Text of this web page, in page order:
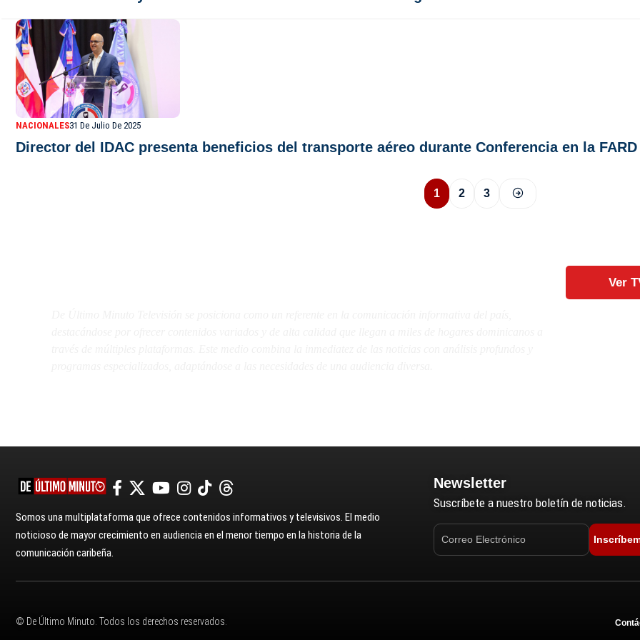
NACIONALES31 De Julio De 2025
Director del IDAC presenta beneficios del transporte aéreo durante Conferencia en la FARD
1 2 3
Ver
Somos una multiplataforma que ofrece contenidos informativos y televisivos. El medio
noticioso de mayor crecimiento en audiencia en el menor tiempo en la historia de la
comunicación caribeña.
Newsletter
Suscríbete a nuestro boletín de noticias.
© De Último Minuto. Todos los derechos reservados.